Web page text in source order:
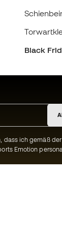
Black
dass ich gemäß der
Emotion